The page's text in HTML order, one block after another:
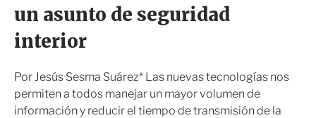
un asunto de seguridad
interior
Por Jesús Sesma Suárez* Las nuevas tecnologías nos
permiten a todos manejar un mayor volumen de
información y reducir el tiempo de transmisión de la